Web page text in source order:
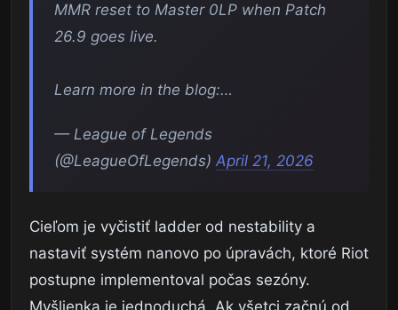
MMR reset to Master 0LP when Patch
26.9 goes live.
Learn more in the blog:…
— League of Legends
(@LeagueOfLegends) April 21, 2026
Cieľom je vyčistiť ladder od nestability a
nastaviť systém nanovo po úpravách, ktoré Riot
postupne implementoval počas sezóny.